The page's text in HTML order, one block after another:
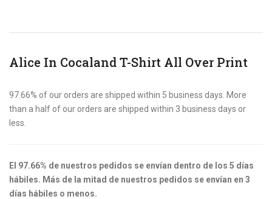
Alice In Cocaland T-Shirt All Over Print
97.66% of our orders are shipped within 5 business days. More
than a half of our orders are shipped within 3 business days or
less.
El 97.66% de nuestros pedidos se envían dentro de los 5 días
hábiles. Más de la mitad de nuestros pedidos se envían en 3
días hábiles o menos.